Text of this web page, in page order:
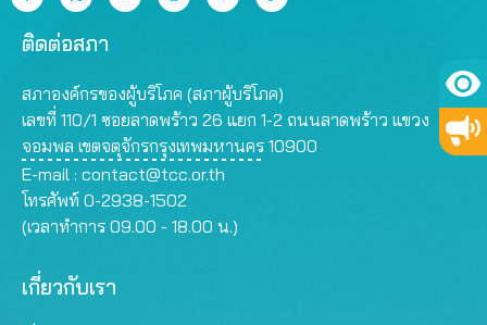
ติดต่อสภา
สภาองค์กรของผู้บริโภค (สภาผู้บริโภค)
เลขที่ 110/1 ซอยลาดพร้าว 26 แยก 1-2 ถนนลาดพร้าว แขวง
จอมพล เขตจตุจักรกรุงเทพมหานคร 10900
E-mail : contact@tcc.or.th
โทรศัพท์ 0-2938-1502
(เวลาทำการ 09.00 - 18.00 น.)
เกี่ยวกับเรา